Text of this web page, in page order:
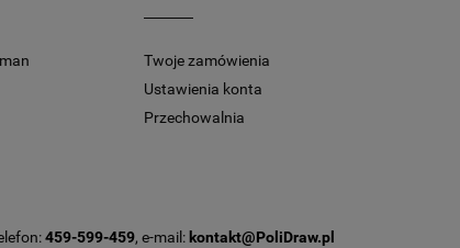
Twoje zamówienia
Ustawienia konta
Przechowalnia
459-599-459, e-mail: kontakt@PoliDraw.pl